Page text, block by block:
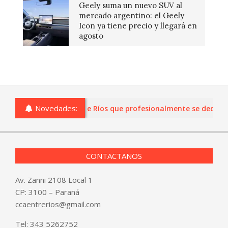
Geely suma un nuevo SUV al
mercado argentino: el Geely
Icon ya tiene precio y llegará en
agosto
Novedades:
o comercios de Entre Ríos que profesionalmente se
CONTACTANOS
Av. Zanni 2108 Local 1
CP: 3100 – Paraná
ccaentrerios@gmail.com
Tel: 343 5262752